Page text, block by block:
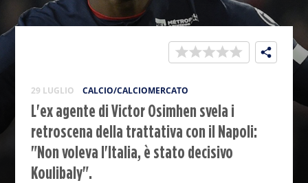
29 LUGLIO CALCIO/CALCIOMERCATO
L'ex agente di Victor Osimhen svela i
retroscena della trattativa con il Napoli:
"Non voleva l'Italia, è stato decisivo
Koulibaly".